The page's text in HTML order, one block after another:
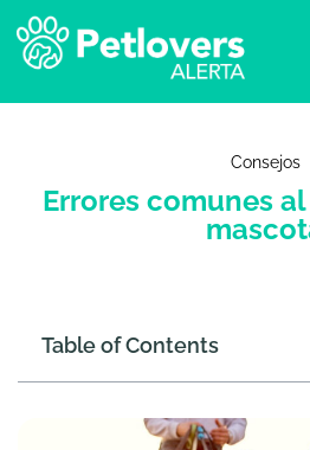
Consejos
Errores comunes
Table of Contents